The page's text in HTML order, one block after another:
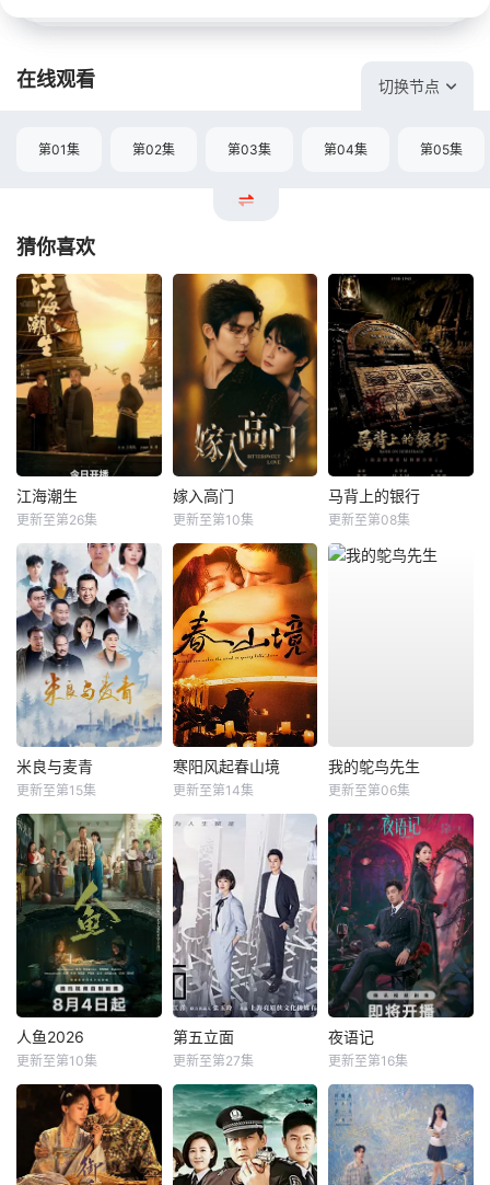
在线观看 切换节点
第01集 第02集 第03集 第04集 第05集
猜你喜欢
江海潮生
更新至第26集
嫁入高门
更新至第10集
马背上的银行
更新至第08集
米良与麦青
更新至第15集
寒阳风起春山境
更新至第14集
我的鸵鸟先生
更新至第06集
人鱼2026
更新至第10集
第五立面
更新至第27集
夜语记
更新至第16集